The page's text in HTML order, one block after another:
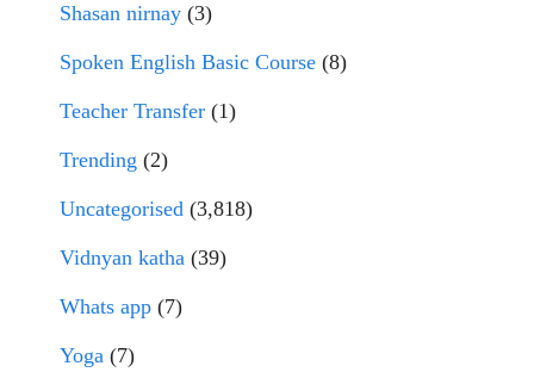
Shasan nirnay (3)
Spoken English Basic Course (8)
Teacher Transfer (1)
Trending (2)
Uncategorised (3,818)
Vidnyan katha (39)
Whats app (7)
Yoga (7)